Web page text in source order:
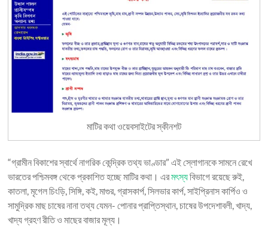
মাটির কথা ওয়েবসাইটের স্কীনশট
“গ্রামীন বিকাশের স্বার্থে নাগরিক কেন্দ্রিক তথ্য ভাণ্ডার” এই স্লোগানকে সামনে রেখে
ভারতের পশ্চিমবঙ্গ থেকে প্রকাশিত হচ্ছে মাটির কথা। এরমৎস্যবিভাগে রয়েছে রুই,
কাতলা, মৃগেল চিংড়ি, সিঙ্গি, কই, মাগুর, গ্রাসকার্প, সিলভার কার্প, সাইপ্রিনাস কার্পিও ও
সামুদ্রিক মাছ চাষের নানা তথ্য যেমন- পোনার প্রাপ্তিস্থান, চাষের উপদেশাবলী, খাদ্য,
খাদ্য গ্রহণ রীতি ও মাছের বাজার মূল্য।